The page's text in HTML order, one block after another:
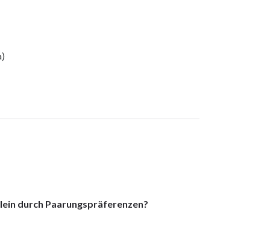
durch Paarungspräferenzen?